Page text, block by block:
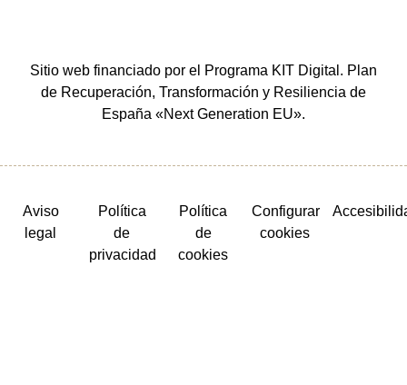
Sitio web financiado por el Programa KIT Digital. Plan
de Recuperación, Transformación y Resiliencia de
España «Next Generation EU».
Aviso
legal
Política
de
privacidad
Política
de
cookies
Configurar
cookies